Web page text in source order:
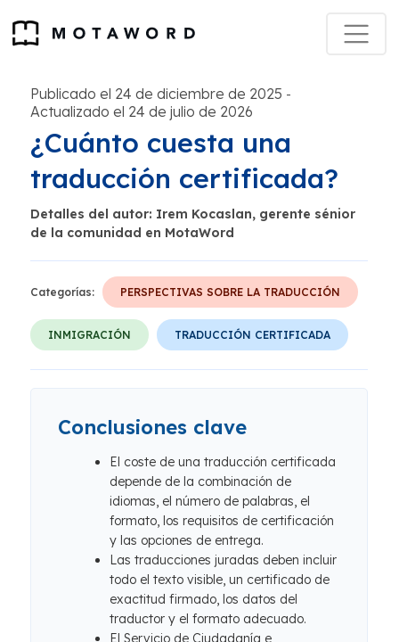
Publicado el 24 de diciembre de 2025 -
Actualizado el 24 de julio de 2026
¿Cuánto cuesta una
traducción certificada?
Detalles del autor: Irem Kocaslan, gerente sénior
de la comunidad en MotaWord
Categorías: PERSPECTIVAS SOBRE LA TRADUCCIÓN
INMIGRACIÓN TRADUCCIÓN CERTIFICADA
Conclusiones clave
El coste de una traducción certificada
depende de la combinación de
idiomas, el número de palabras, el
formato, los requisitos de certificación
y las opciones de entrega.
Las traducciones juradas deben incluir
todo el texto visible, un certificado de
exactitud firmado, los datos del
traductor y el formato adecuado.
El Servicio de Ciudadanía e